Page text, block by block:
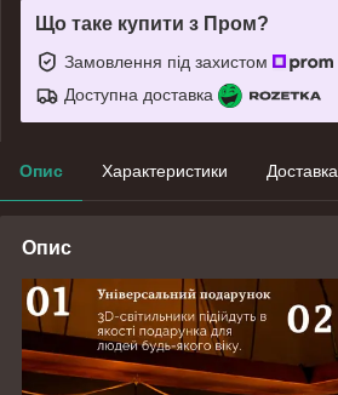
Що таке купити з Пром?
Замовлення під захистом
Доступна доставка
Опис Характеристики Доставка
Опис